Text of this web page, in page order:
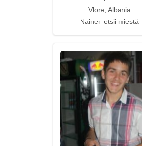
Vlore, Albania
Nainen etsii miestä